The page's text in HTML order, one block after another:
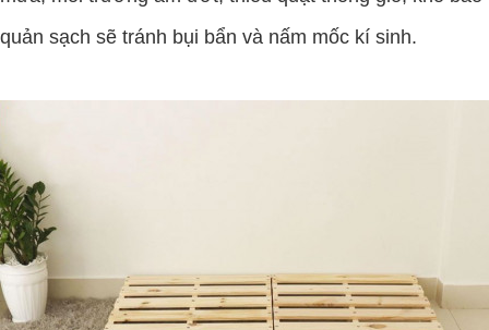
quản sạch sẽ tránh bụi bẩn và nấm mốc kí sinh.